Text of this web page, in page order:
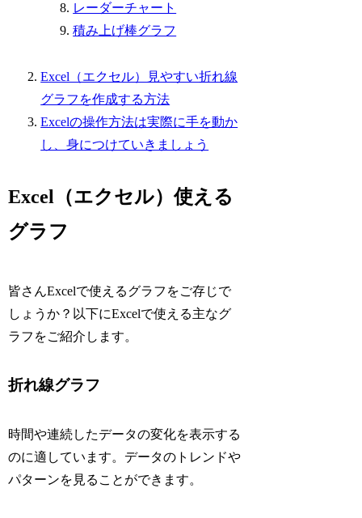
レーダーチャート
積み上げ棒グラフ
Excel（エクセル）見やすい折れ線
グラフを作成する方法
Excelの操作方法は実際に手を動か
し、身につけていきましょう
Excel（エクセル）使える
グラフ
皆さんExcelで使えるグラフをご存じで
しょうか？以下にExcelで使える主なグ
ラフをご紹介します。
折れ線グラフ
時間や連続したデータの変化を表示する
のに適しています。データのトレンドや
パターンを見ることができます。